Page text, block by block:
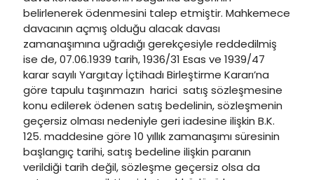
belirlenerek ödenmesini talep etmiştir. Mahkemece
davacının açmış olduğu alacak davası
zamanaşımına uğradığı gerekçesiyle reddedilmiş
ise de, 07.06.1939 tarih, 1936/31 Esas ve 1939/47
karar sayılı Yargıtay İçtihadı Birleştirme Kararı’na
göre tapulu taşınmazın harici satış sözleşmesine
konu edilerek ödenen satış bedelinin, sözleşmenin
geçersiz olması nedeniyle geri iadesine ilişkin B.K.
125. maddesine göre 10 yıllık zamanaşımı süresinin
başlangıç tarihi, satış bedeline ilişkin paranın
verildiği tarih değil, sözleşme geçersiz olsa da